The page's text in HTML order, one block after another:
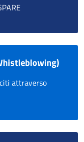
attraverso